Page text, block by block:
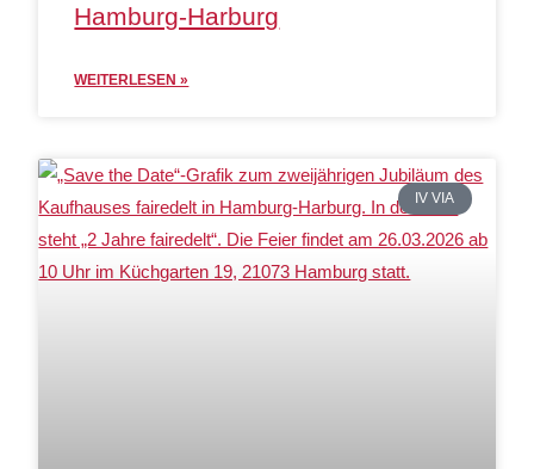
Hamburg-Harburg
WEITERLESEN »
IV VIA